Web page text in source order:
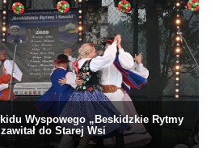
Wyspowego „Beskidzkie Rytmy
do Starej Wsi